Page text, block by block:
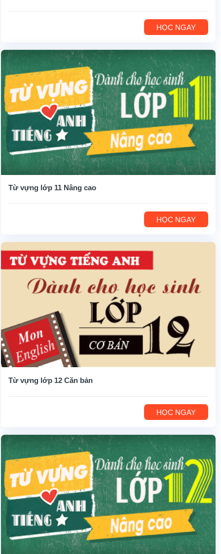
HỌC NGAY
Từ vựng lớp 11 Nâng cao
HỌC NGAY
Từ vựng lớp 12 Căn bản
HỌC NGAY